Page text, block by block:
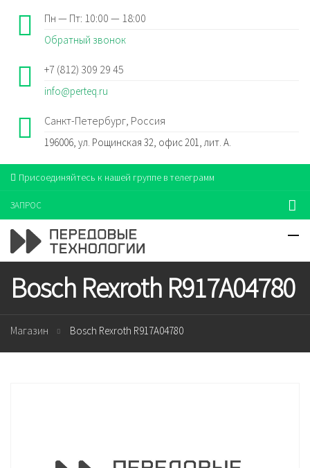
Пн — Пт: 10:00 — 18:00
Обратный звонок
+7 (812) 309 29 45
info@perteq.ru
Санкт-Петербург, Россия
196006, ул. Рощинская 32, офис 201, лит. А.
Присоединяйтесь к нашей группе в телеграмм
ЗАПРОС
Bosch Rexroth R917A04780
Магазин Bosch Rexroth R917A04780